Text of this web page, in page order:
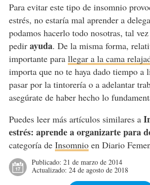
Para evitar este tipo de insomnio
estrés, no estaría mal aprender a
podamos hacerlo todo nosotras, tal
pedir ayuda. De la misma forma,
importante para llegar a la cama
importa que no te haya dado tiempo a
pasar por la tintorería o a adelantar
asegúrate de haber hecho lo
Puedes leer más artículos similares a
estrés: aprende a organizarte para
categoría de Insomnioen Diario
Publicado: 21 de marzo de 2014
Actualizado: 24 de agosto de 2018